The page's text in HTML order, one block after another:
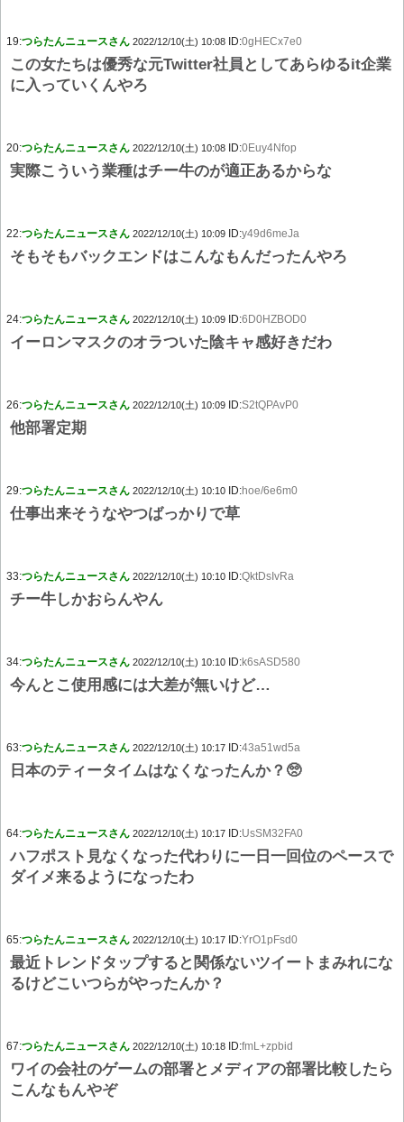
19:つらたんニュースさん 2022/12/10(土) 10:08 ID:0gHECx7e0
この女たちは優秀な元Twitter社員としてあらゆるit企業
に入っていくんやろ
20:つらたんニュースさん 2022/12/10(土) 10:08 ID:0Euy4Nfop
実際こういう業種はチー牛のが適正あるからな
22:つらたんニュースさん 2022/12/10(土) 10:09 ID:y49d6meJa
そもそもバックエンドはこんなもんだったんやろ
24:つらたんニュースさん 2022/12/10(土) 10:09 ID:6D0HZBOD0
イーロンマスクのオラついた陰キャ感好きだわ
26:つらたんニュースさん 2022/12/10(土) 10:09 ID:S2tQPAvP0
他部署定期
29:つらたんニュースさん 2022/12/10(土) 10:10 ID:hoe/6e6m0
仕事出来そうなやつばっかりで草
33:つらたんニュースさん 2022/12/10(土) 10:10 ID:QktDsIvRa
チー牛しかおらんやん
34:つらたんニュースさん 2022/12/10(土) 10:10 ID:k6sASD580
今んとこ使用感には大差が無いけど…
63:つらたんニュースさん 2022/12/10(土) 10:17 ID:43a51wd5a
日本のティータイムはなくなったんか？🥺
64:つらたんニュースさん 2022/12/10(土) 10:17 ID:UsSM32FA0
ハフポスト見なくなった代わりに一日一回位のペースで
ダイメ来るようになったわ
65:つらたんニュースさん 2022/12/10(土) 10:17 ID:YrO1pFsd0
最近トレンドタップすると関係ないツイートまみれにな
るけどこいつらがやったんか？
67:つらたんニュースさん 2022/12/10(土) 10:18 ID:fmL+zpbid
ワイの会社のゲームの部署とメディアの部署比較したら
こんなもんやぞ